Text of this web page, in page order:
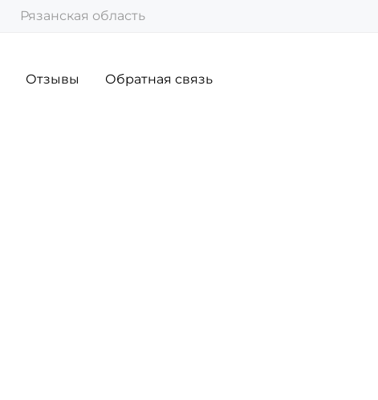
Рязанская область
Отзывы Обратная связь